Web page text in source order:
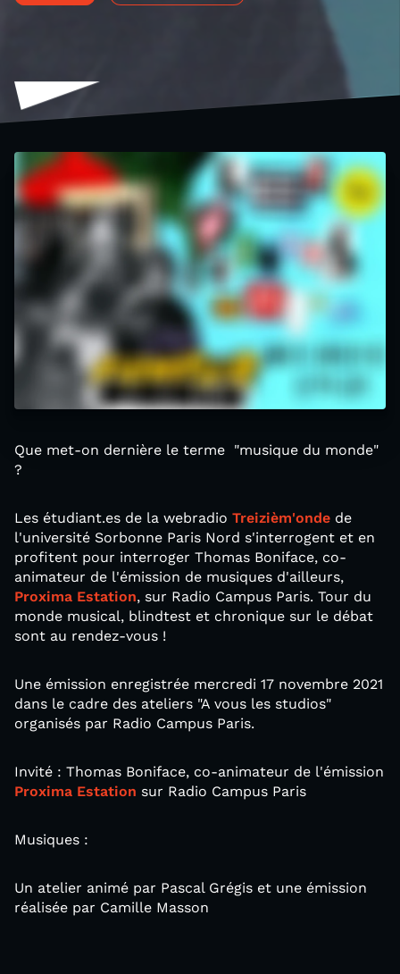
Que met-on dernière le terme "musique du monde"
?
Les étudiant.es de la webradio Treizièm'onde de
l'université Sorbonne Paris Nord s'interrogent et en
profitent pour interroger Thomas Boniface, co-
animateur de l'émission de musiques d'ailleurs,
Proxima Estation, sur Radio Campus Paris. Tour du
monde musical, blindtest et chronique sur le débat
sont au rendez-vous !
Une émission enregistrée mercredi 17 novembre 2021
dans le cadre des ateliers "A vous les studios"
organisés par Radio Campus Paris.
Invité : Thomas Boniface, co-animateur de l'émission
Proxima Estation sur Radio Campus Paris
Musiques :
Un atelier animé par Pascal Grégis et une émission
réalisée par Camille Masson